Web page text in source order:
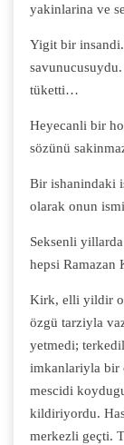
yakinlarina ve
Yigit bir
tüketti…
Heyecanli bir
sözünü
Bir ishanindaki
olarak onun
Seksenli
hepsi
Kirk, elli yildir o
özgü tarziyla
yetmedi;
imkanlariyla bir
mescidi
kildiriyordu.
merkezli geçti.